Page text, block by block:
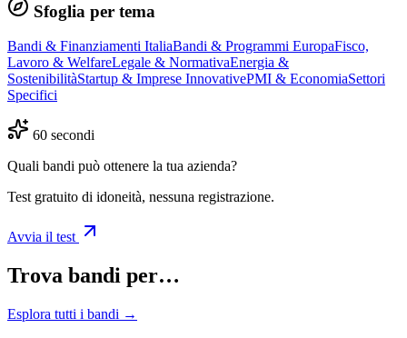
Sfoglia per tema
Bandi & Finanziamenti ItaliaBandi & Programmi EuropaFisco,
Lavoro & WelfareLegale & NormativaEnergia &
SostenibilitàStartup & Imprese InnovativePMI & EconomiaSettori
Specifici
60 secondi
Quali bandi può ottenere la tua azienda?
Test gratuito di idoneità, nessuna registrazione.
Avvia il test
Trova bandi per…
Esplora tutti i bandi →